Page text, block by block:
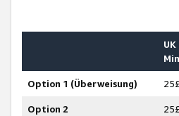
UK
Option 1 (Überweisung) 25£
Option 2
25£